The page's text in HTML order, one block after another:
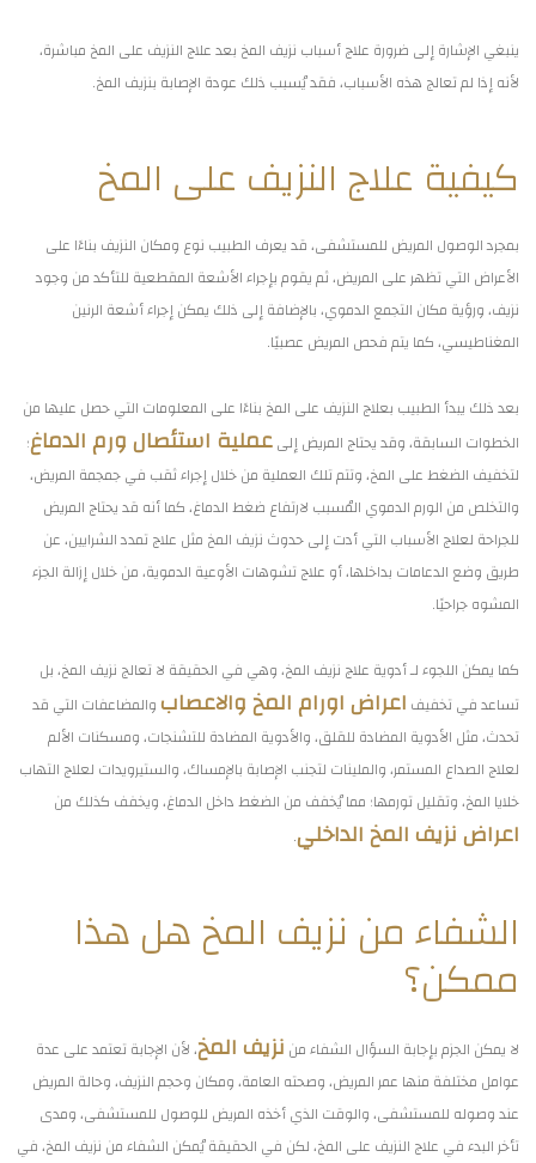
ينبغي الإشارة إلى ضرورة علاج أسباب نزيف المخ بعد علاج النزيف على المخ مباشرة،
لأنه إذا لم تعالج هذه الأسباب، فقد يُسبب ذلك عودة الإصابة بنزيف المخ.
كيفية علاج النزيف على المخ
بمجرد الوصول المريض للمستشفى، قد يعرف الطبيب نوع ومكان النزيف بناءًا على
الأعراض التي تظهر على المريض، ثم يقوم بإجراء الأشعة المقطعية للتأكد من وجود
نزيف، ورؤية مكان التجمع الدموي، بالإضافة إلى ذلك يمكن إجراء أشعة الرنين
المغناطيسي، كما يتم فحص المريض عصبيًا.
بعد ذلك يبدأ الطبيب بعلاج النزيف على المخ بناءًا على المعلومات التي حصل عليها من
الخطوات السابقة، وقد يحتاج المريض إلىعملية استئصال ورم الدماغ؛
لتخفيف الضغط على المخ، وتتم تلك العملية من خلال إجراء ثقب في جمجمة المريض،
والتخلص من الورم الدموي المُسبب لارتفاع ضغط الدماغ، كما أنه قد يحتاج المريض
للجراحة لعلاج الأسباب التي أدت إلى حدوث نزيف المخ مثل علاج تمدد الشرايين، عن
طريق وضع الدعامات بداخلها، أو علاج تشوهات الأوعية الدموية، من خلال إزالة الجزء
المشوه جراحيًا.
كما يمكن اللجوء لـ أدوية علاج نزيف المخ، وهي في الحقيقة لا تعالج نزيف المخ، بل
تساعد في تخفيف اعراض اورام المخ والاعصابوالمضاعفات التي قد
تحدث، مثل الأدوية المضادة للقلق، والأدوية المضادة للتشنجات، ومسكنات الألم
لعلاج الصداع المستمر، والملينات لتجنب الإصابة بالإمساك، والستيرويدات لعلاج التهاب
خلايا المخ، وتقليل تورمها؛ مما يُخفف من الضغط داخل الدماغ، ويخفف كذلك من
اعراض نزيف المخ الداخلي.
الشفاء من نزيف المخ هل هذا
ممكن؟
لا يمكن الجزم بإجابة السؤال الشفاء من نزيف المخ، لأن الإجابة تعتمد على عدة
عوامل مختلفة منها عمر المريض، وصحته العامة، ومكان وحجم النزيف، وحالة المريض
عند وصوله للمستشفى، والوقت الذي أخذه المريض للوصول للمستشفى، ومدى
تأخر البدء في علاج النزيف على المخ، لكن في الحقيقة يُمكن الشفاء من نزيف المخ، في